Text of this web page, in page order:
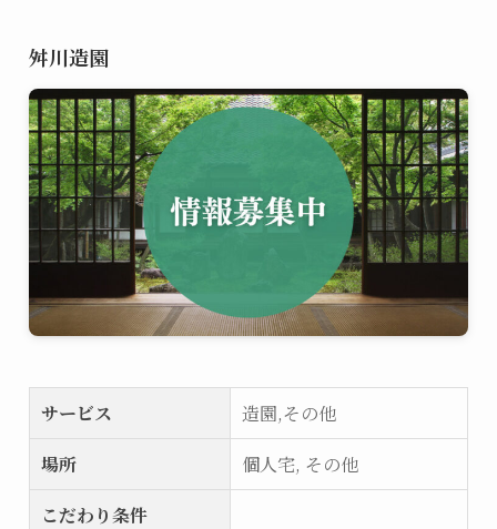
舛川造園
サービス
造園,その他
場所
個人宅, その他
こだわり条件